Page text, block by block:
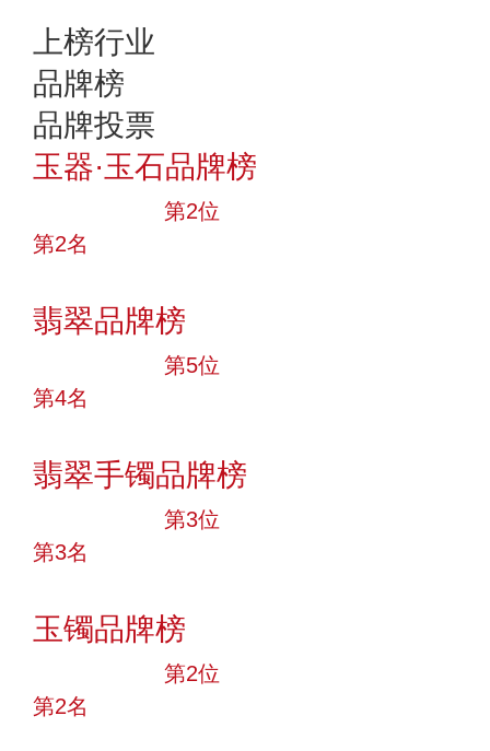
上榜行业
品牌榜
品牌投票
玉器·玉石品牌榜
第2位
第2名
翡翠品牌榜
第5位
第4名
翡翠手镯品牌榜
第3位
第3名
玉镯品牌榜
第2位
第2名